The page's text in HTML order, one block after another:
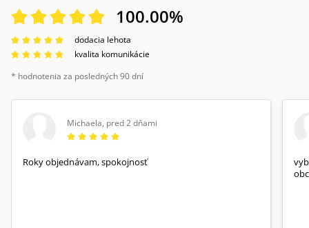
100.00%
dodacia lehota
kvalita komunikácie
* hodnotenia za posledných 90 dní
Michaela, pred 2 dňami
Roky objednávam, spokojnosť